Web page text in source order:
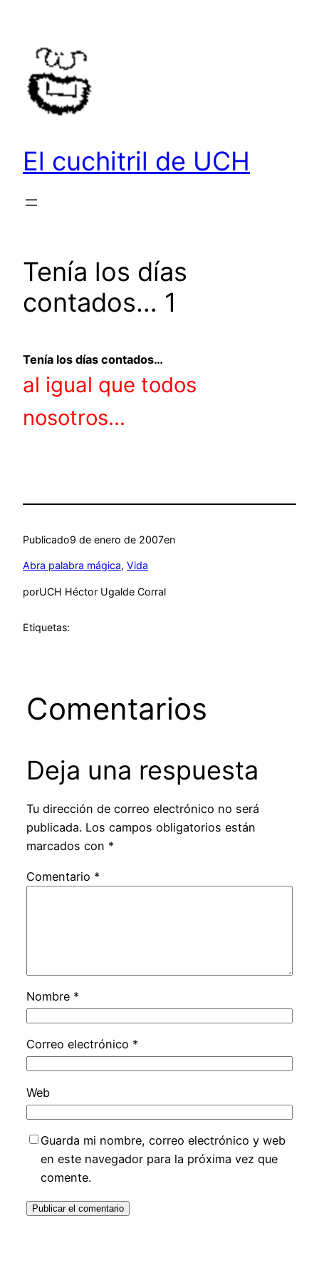
contenido
El cuchitril de UCH
Tenía los días
contados… 1
Tenía los días contados…
al igual que todos
nosotros…
Publicado9 de enero de 2007en
Abra palabra mágica, Vida
porUCH Héctor Ugalde Corral
Etiquetas:
Comentarios
Deja una respuesta
Tu dirección de correo electrónico no será
publicada. Los campos obligatorios están
marcados con *
Comentario *
Nombre *
Correo electrónico *
Web
Guarda mi nombre, correo electrónico y web
en este navegador para la próxima vez que
comente.